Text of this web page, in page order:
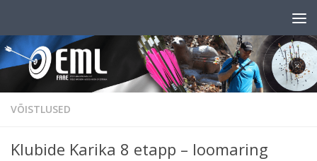
VÕISTLUSED
Klubide Karika 8 etapp – loomaring